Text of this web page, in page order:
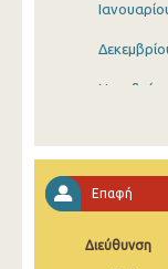
Ιουλίου
Επαφή
Διεύθυνση